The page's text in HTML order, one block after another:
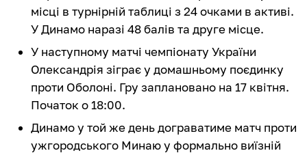
місці в турнірній таблиці з 24 очками в активі.
У Динамо наразі 48 балів та друге місце.
У наступному матчі чемпіонату України
Олександрія зіграє у домашньому поєдинку
проти Оболоні. Гру заплановано на 17 квітня.
Початок о 18:00.
Динамо у той же день дограватиме матч проти
ужгородського Минаю у формально виїзній